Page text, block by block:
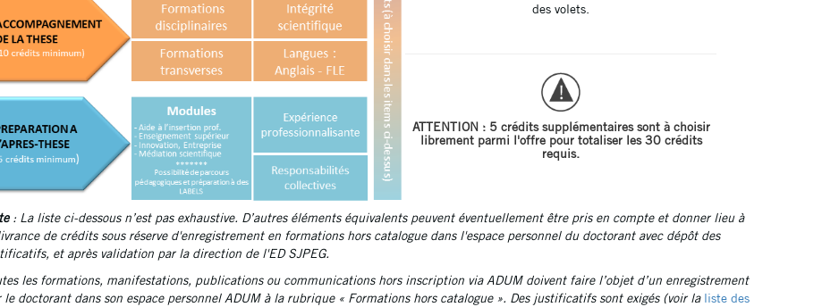
des volets.
ATTENTION : 5 crédits supplémentaires sont à choisir
librement parmi l'offre pour totaliser les 30 crédits
requis.
: La liste ci-dessous n’est pas exhaustive. D’autres éléments équivalents peuvent éventuellement être pris en compte et donner lieu à
de crédits sous réserve d'enregistrement en formations hors catalogue dans l'espace personnel du doctorant avec dépôt des
et après validation par la direction de l'ED SJPEG.
les formations, manifestations, publications ou communications hors inscription via ADUM doivent faire l’objet d’un enregistrement
le doctorant dans son espace personnel ADUM à la rubrique « Formations hors catalogue ». Des justificatifs sont exigés (voir la liste des